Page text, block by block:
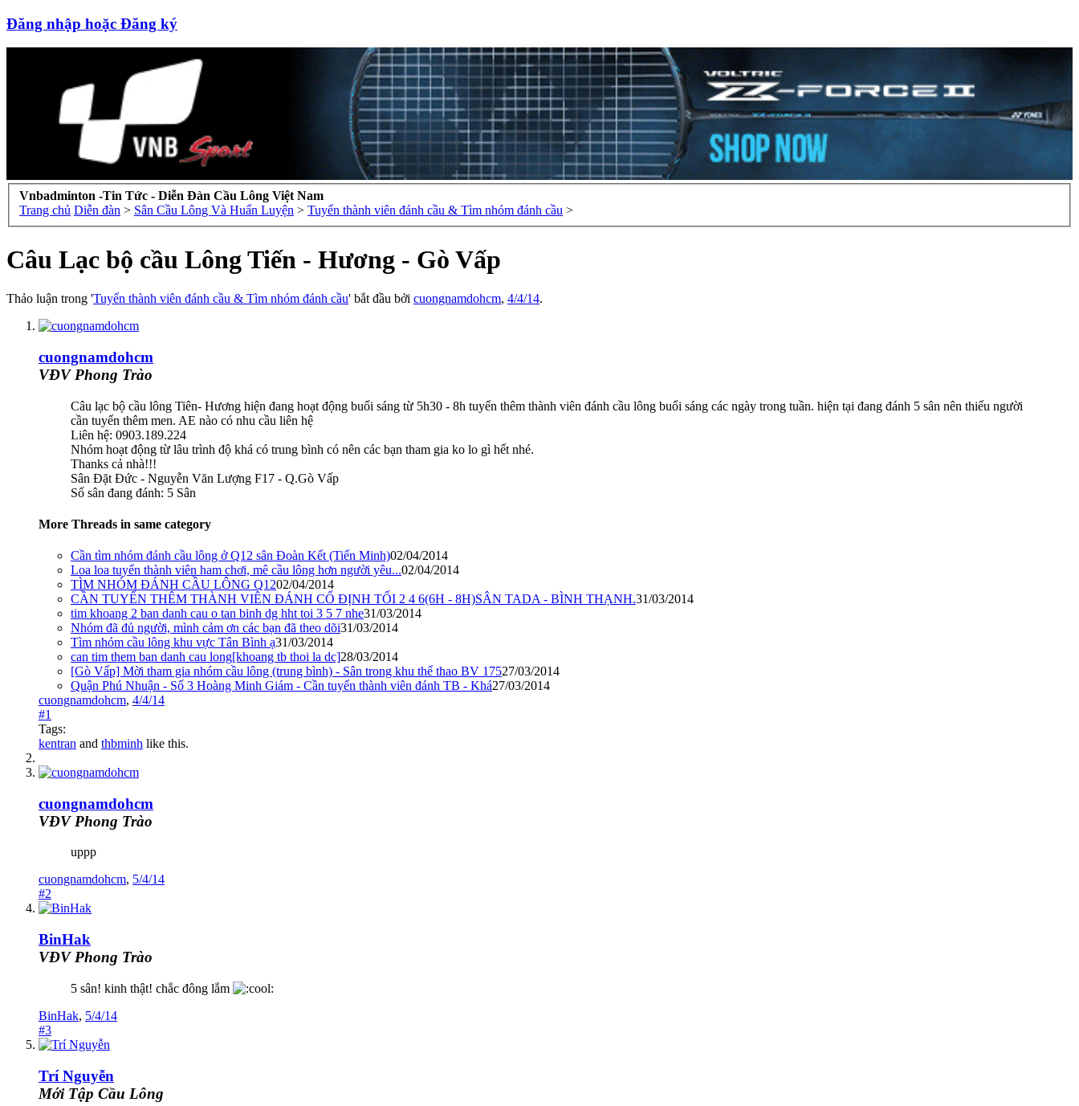
Đăng nhập hoặc Đăng ký
Vnbadminton -Tin Tức - Diễn Đàn Cầu Lông Việt Nam
Trang chủ Diễn đàn > Sân Cầu Lông Và Huấn Luyện > Tuyển thành viên đánh cầu & Tìm nhóm đánh cầu >
Câu Lạc bộ cầu Lông Tiến - Hương - Gò Vấp
Thảo luận trong 'Tuyển thành viên đánh cầu & Tìm nhóm đánh cầu' bắt đầu bởi cuongnamdohcm, 4/4/14.
cuongnamdohcm
VĐV Phong Trào
Câu lạc bộ cầu lông Tiên- Hương hiện đang hoạt động buổi sáng từ 5h30 - 8h tuyển thêm thành viên đánh cầu lông buổi sáng các ngày trong tuần. hiện tại đang đánh 5 sân nên thiếu người
cần tuyển thêm men. AE nào có nhu cầu liên hệ
Liên hệ: 0903.189.224
Nhóm hoạt động từ lâu trình độ khá có trung bình có nên các bạn tham gia ko lo gì hết nhé.
Thanks cả nhà!!!
Sân Đặt Đức - Nguyễn Văn Lượng F17 - Q.Gò Vấp
Số sân đang đánh: 5 Sân
More Threads in same category
Cần tìm nhóm đánh cầu lông ở Q12 sân Đoàn Kết (Tiến Minh)02/04/2014
Loa loa tuyển thành viên ham chơi, mê cầu lông hơn người yêu...02/04/2014
TÌM NHÓM ĐÁNH CẦU LÔNG Q1202/04/2014
CẦN TUYỂN THÊM THÀNH VIÊN ĐÁNH CỐ ĐỊNH TỐI 2 4 6(6H - 8H)SÂN TADA - BÌNH THẠNH.31/03/2014
tim khoang 2 ban danh cau o tan binh dg hht toi 3 5 7 nhe31/03/2014
Nhóm đã đủ người, mình cảm ơn các bạn đã theo dõi31/03/2014
Tìm nhóm cầu lông khu vực Tân Bình ạ31/03/2014
can tim them ban danh cau long[khoang tb thoi la dc]28/03/2014
[Gò Vấp] Mời tham gia nhóm cầu lông (trung bình) - Sân trong khu thể thao BV 17527/03/2014
Quận Phú Nhuận - Số 3 Hoàng Minh Giám - Cần tuyển thành viên đánh TB - Khá27/03/2014
cuongnamdohcm, 4/4/14
#1
Tags:
kentran and thbminh like this.
cuongnamdohcm
VĐV Phong Trào
uppp
cuongnamdohcm, 5/4/14
#2
BinHak
VĐV Phong Trào
5 sân! kinh thật! chắc đông lắm
BinHak, 5/4/14
#3
Trí Nguyễn
Mới Tập Cầu Lông